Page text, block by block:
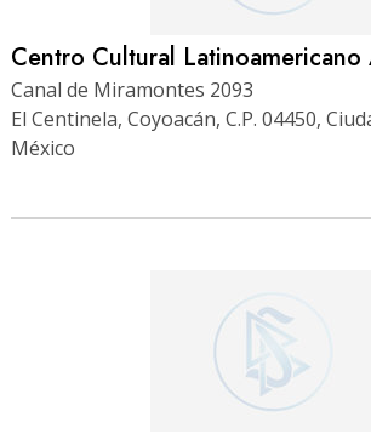
Centro Cultural Latinoamericano
Canal de Miramontes 2093
El Centinela, Coyoacán, C.P. 04450,
México